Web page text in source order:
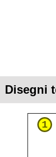
Disegni
1